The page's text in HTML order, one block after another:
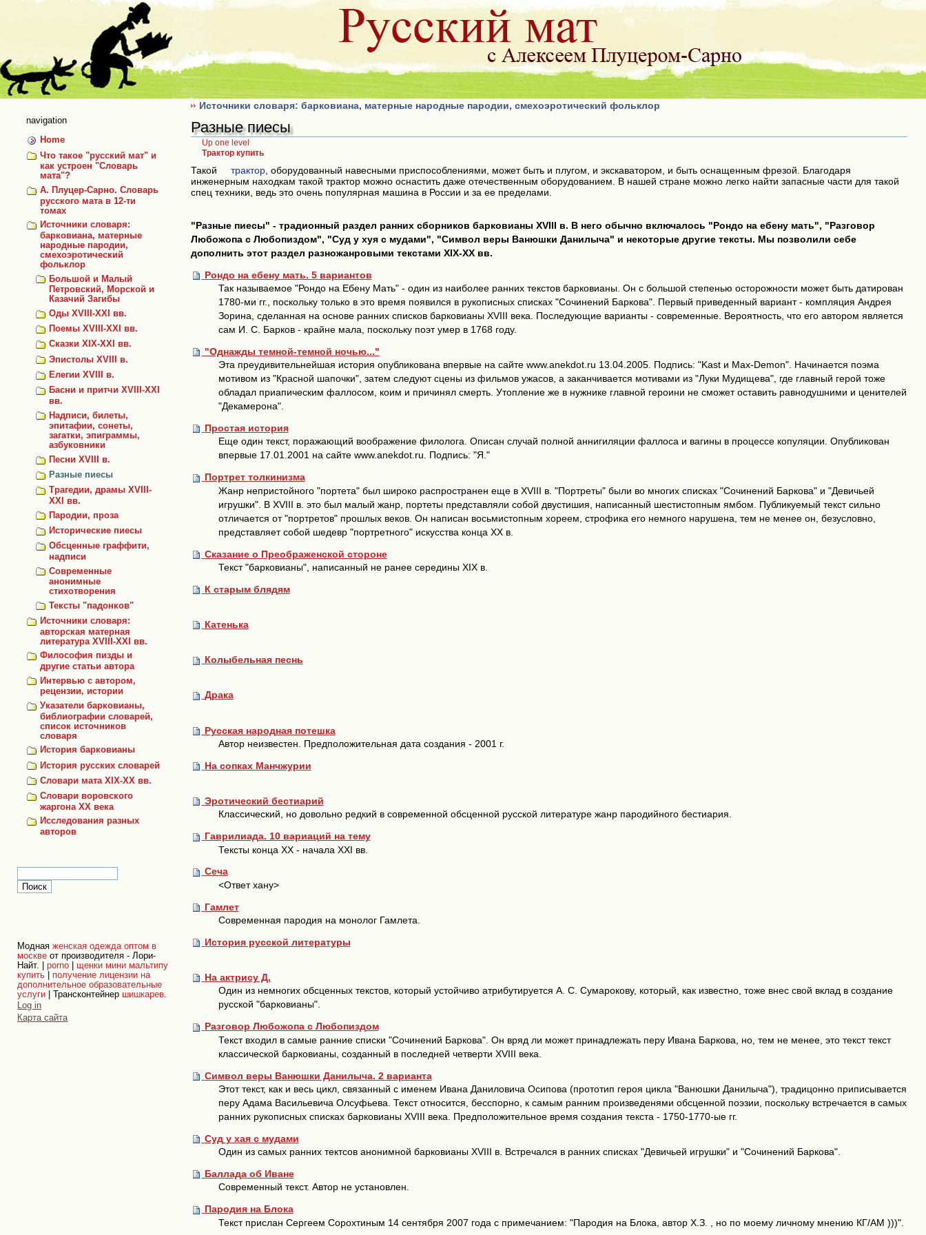
navigation
Home
Что такое "русский мат" и
как устроен "Словарь
мата"?
А. Плуцер-Сарно. Словарь
русского мата в 12-ти
томах
Источники словаря:
барковиана, матерные
народные пародии,
смехоэротический
фольклор
Большой и Малый
Петровский, Морской и
Казачий Загибы
Оды XVIII-XXI вв.
Поемы XVIII-XXI вв.
Сказки ХIХ-XXI вв.
Эпистолы XVIII в.
Елегии XVIII в.
Басни и притчи XVIII-ХХI
вв.
Надписи, билеты,
эпитафии, сонеты,
загатки, эпиграммы,
азбуковники
Песни XVIII в.
Разные пиесы
Трагедии, драмы XVIII-
XXI вв.
Пародии, проза
Исторические пиесы
Обсценные граффити,
надписи
Современные
анонимные
стихотворения
Тексты "падонков"
Источники словаря:
авторская матерная
литература XVIII-XXI вв.
Философия пизды и
другие статьи автора
Интервью с автором,
рецензии, истории
Указатели барковианы,
библиографии словарей,
список источников
словаря
История барковианы
История русских словарей
Словари мата XIX-XX вв.
Словари воровского
жаргона ХХ века
Исследования разных
авторов
Моднаяженская одежда оптом в
москве от производителя - Лори-
Найт. |porno
щенки мини мальтипу
купить
получение лицензии на
дополнительное образовательные
услуги | Трансконтейнер шишкарев.
Personal
tools
Log in
Карта сайта
Источники словаря: барковиана, матерные народные пародии, смехоэротический фольклор
Разные пиесы
Up one level
Трактор купить
Такой трактор, оборудованный навесными приспособлениями, может быть и плугом, и экскаватором, и быть оснащенным фрезой. Благодаря
инженерным находкам такой трактор можно оснастить даже отечественным оборудованием. В нашей стране можно легко найти запасные части для такой
спец техники, ведь это очень популярная машина в России и за ее пределами.
"Разные пиесы" - традионный раздел ранних сборников барковианы XVIII в. В него обычно включалось "Рондо на ебену мать", "Разговор
Любожопа с Любопиздом", "Суд у хуя с мудами", "Символ веры Ванюшки Данилыча" и некоторые другие тексты. Мы позволили себе
дополнить этот раздел разножанровыми текстами XIX-ХХ вв.
Рондо на ебену мать. 5 вариантов
Так называемое "Рондо на Ебену Мать" - один из наиболее ранних текстов барковианы. Он с большой степенью осторожности может быть датирован
1780-ми гг., поскольку только в это время появился в рукописных списках "Сочинений Баркова". Первый приведенный вариант - компляция Андрея
Зорина, сделанная на основе ранних списков барковианы XVIII века. Последующие варианты - современные. Вероятность, что его автором является
сам И. С. Барков - крайне мала, поскольку поэт умер в 1768 году.
"Однажды темной-темной ночью..."
Эта преудивительнейшая история опубликована впервые на сайте www.anekdot.ru 13.04.2005. Подпись: "Kast и Max-Demon". Начинается поэма
мотивом из "Красной шапочки", затем следуют сцены из фильмов ужасов, а заканчивается мотивами из "Луки Мудищева", где главный герой тоже
обладал приапическим фаллосом, коим и причинял смерть. Утопление же в нужнике главной героини не сможет оставить равнодушними и ценителей
"Декамерона".
Простая история
Еще один текст, поражающий воображение филолога. Описан случай полной аннигиляции фаллоса и вагины в процессе копуляции. Опубликован
впервые 17.01.2001 на сайте www.anekdot.ru. Подпись: "Я."
Портрет толкинизма
Жанр непристойного "портета" был широко распространен еще в XVIII в. "Портреты" были во многих списках "Сочинений Баркова" и "Девичьей
игрушки". В XVIII в. это был малый жанр, портеты представляли собой двустишия, написанный шестистопным ямбом. Публикуемый текст сильно
отличается от "портретов" прошлых веков. Он написан восьмистопным хореем, строфика его немного нарушена, тем не менее он, безусловно,
представляет собой шедевр "портретного" искусства конца ХХ в.
Сказание о Преображенской стороне
Текст "барковианы", написанный не ранее середины XIX в.
К старым блядям
Катенька
Колыбельная песнь
Драка
Русская народная потешка
Автор неизвестен. Предположительная дата создания - 2001 г.
На сопках Манчжурии
Эротический бестиарий
Классический, но довольно редкий в современной обсценной русской литературе жанр пародийного бестиария.
Гаврилиада. 10 вариаций на тему
Тексты конца XX - начала XXI вв.
Сеча
<Ответ хану>
Гамлет
Современная пародия на монолог Гамлета.
История русской литературы
На актрису Д.
Один из немногих обсценных текстов, который устойчиво атрибутируется А. С. Сумарокову, который, как известно, тоже внес свой вклад в создание
русской "барковианы".
Разговор Любожопа с Любопиздом
Текст входил в самые ранние списки "Сочинений Баркова". Он вряд ли может принадлежать перу Ивана Баркова, но, тем не менее, это текст текст
классической барковианы, созданный в последней четверти XVIII века.
Символ веры Ванюшки Данилыча. 2 варианта
Этот текст, как и весь цикл, связанный с именем Ивана Даниловича Осипова (прототип героя цикла "Ванюшки Данилыча"), традицонно приписывается
перу Адама Васильевича Олсуфьева. Текст относится, бесспорно, к самым ранним произведенями обсценной поэзии, поскольку встречается в самых
ранних рукописных списках барковианы XVIII века. Предположительное время создания текста - 1750-1770-ые гг.
Суд у хая с мудами
Один из самых ранних тектсов анонимной барковианы XVIII в. Встречался в ранних списках "Девичьей игрушки" и "Сочинений Баркова".
Баллада об Иване
Современный текст. Автор не установлен.
Пародия на Блока
Текст прислан Сергеем Сорохтиным 14 сентября 2007 года с примечанием: "Пародия на Блока, автор Х.З. , но по моему личному мнению КГ/АМ )))".